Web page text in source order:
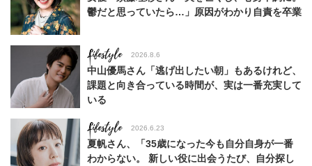
鬱だと思っていたら…」原因がわかり自責を卒業
Lifestyle 2026.8.6
中山優馬さん「逃げ出したい朝」もあるけれど、
課題と向き合っている時間が、実は一番充実して
いる
Lifestyle 2026.6.23
夏帆さん、「35歳になった今も自分自身が一番
わからない。 新しい役に出会うたび、自分探し